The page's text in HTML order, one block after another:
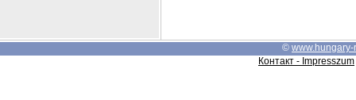
© www.hungary-
Контакт - Impresszum